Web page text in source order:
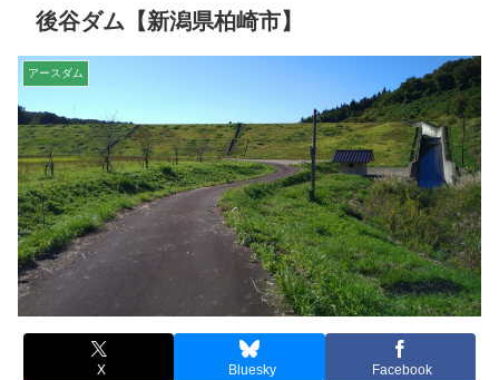
後谷ダム【新潟県柏崎市】
アースダム
X Bluesky Facebook